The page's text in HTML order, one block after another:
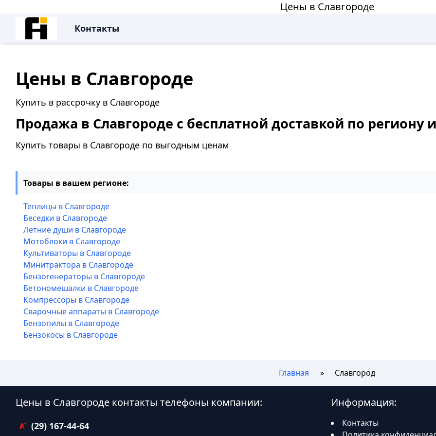
Цены в Славгороде
Контакты
Цены в Славгороде
Купить в рассрочку в Славгороде
Продажа в Славгороде с бесплатной доставкой по региону
Купить товары в Славгороде по выгодным ценам
Товары в вашем регионе:
Теплицы в Славгороде
Беседки в Славгороде
Летние души в Славгороде
Мотоблоки в Славгороде
Культиваторы в Славгороде
Минитрактора в Славгороде
Бензогенераторы в Славгороде
Бетономешалки в Славгороде
Компрессоры в Славгороде
Сварочные аппараты в Славгороде
Бензопилы в Славгороде
Бензокосы в Славгороде
Главная Славгород
Цены в Славгороде контакты телефоны компании:
(29) 167-44-64
Информация:
Контакты